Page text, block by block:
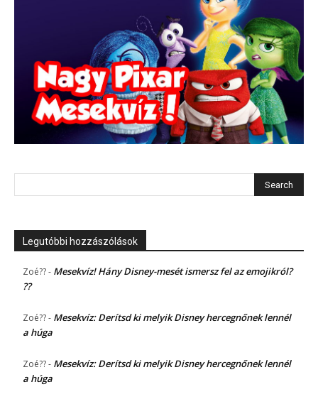
Legutóbbi hozzászólások
Zoé??- Mesekvíz! Hány Disney-mesét ismersz fel az emojikról?
??
Zoé??- Mesekvíz: Derítsd ki melyik Disney hercegnőnek lennél
a húga
Zoé??- Mesekvíz: Derítsd ki melyik Disney hercegnőnek lennél
a húga